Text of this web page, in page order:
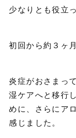
少なりとも役立
初回から約３ヶ月
炎症がおさまっ
湿ケアへと移行
めに、さらにア
感じました。